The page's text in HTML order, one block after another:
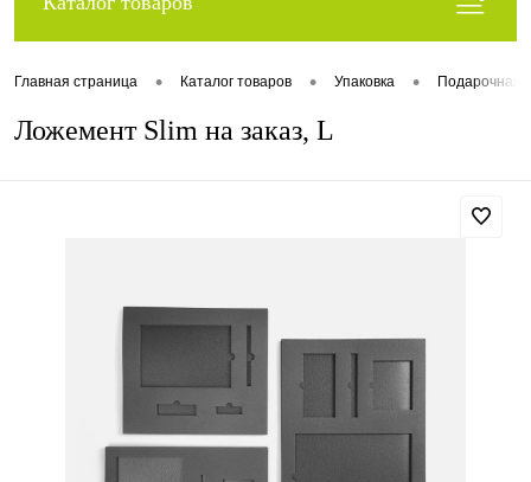
Главная страница • Каталог товаров • Упаковка • Подарочная
Ложемент Slim на заказ, L